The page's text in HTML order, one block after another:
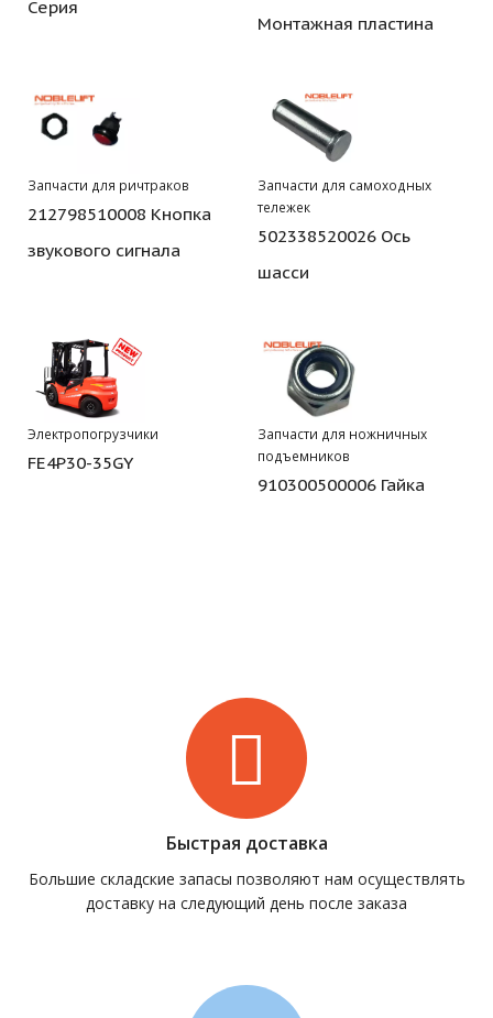
Серия
Монтажная пластина
Запчасти для ричтраков
212798510008 Кнопка
звукового сигнала
Запчасти для самоходных
тележек
502338520026 Ось
шасси
Электропогрузчики
FE4P30-35GY
Запчасти для ножничных
подъемников
910300500006 Гайка
Быстрая доставка
Большие складские запасы позволяют нам осуществлять
доставку на следующий день после заказа